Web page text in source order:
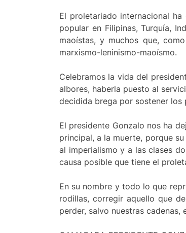
El proletariado internacional
popular en Filipinas, Turquía,
maoístas, y muchos que,
marxismo-leninismo-maoísmo.
Celebramos la vida del
albores, haberla puesto al
decidida brega por sostener
El presidente Gonzalo nos ha
principal, a la muerte, porque
al imperialismo y a las clases
causa posible que tiene el
En su nombre y todo lo que
rodillas, corregir aquello que
perder, salvo nuestras cadenas,